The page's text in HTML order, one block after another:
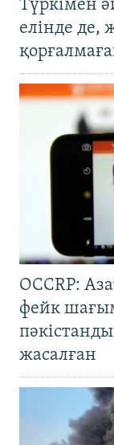
Түркімен
елінде де,
OCCRP:
фейк
жасалған